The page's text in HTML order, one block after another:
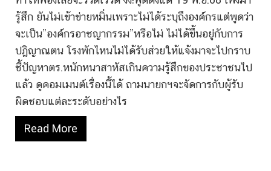
รู้สึก ยันไม่เข้าข่ายหมิ่นเพราะไม่ได้ระบุถึงองค์กรแต่พูดว่า
จะเป็น”องค์กรอาชญากรรม”หรือไม่ ไม่ได้ขึ้นอยู่กับการ
ปฏิญาณตน โรงพักไหนไม่ได้รับส่วยให้แจ้งมาจะไปกราบ
ชี้ปัญหาตร.หนักหนาสาหัสเกินความรู้สึกของประชาชนไป
แล้ว ดูคอมเมนต์เรื่องนี้ได้ ถามนายกฯจะจัดการกับผู้รับ
ผิดชอบแต่ละระดับอย่างไร
Read More